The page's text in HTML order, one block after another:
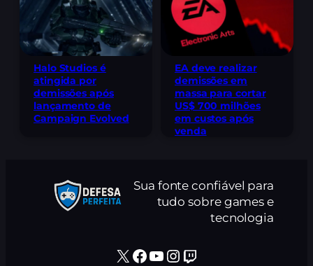
Halo Studios é
atingida por
demissões após
lançamento de
Campaign Evolved
EA deve realizar
demissões em
massa para cortar
US$ 700 milhões
em custos após
venda
Sua fonte confiável para
tudo sobre games e
tecnologia
X Facebook Youtube Instagram Twitch